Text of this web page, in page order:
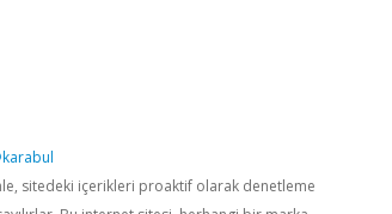
sitedeki içerikleri proaktif olarak denetleme